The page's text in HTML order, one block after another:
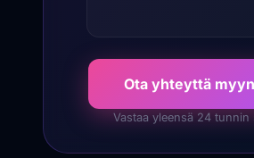
Ota yhteyttä
Vastaa yleensä 24 tunnin